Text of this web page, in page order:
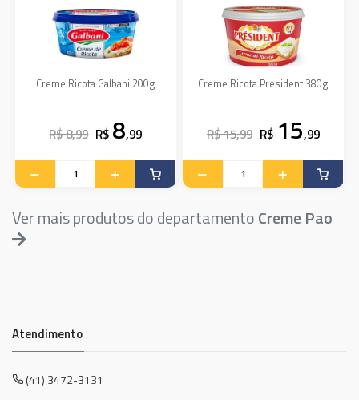
Creme Ricota Galbani 200g
R$ 8,99 R$ 8,99
Creme Ricota President 380g
R$ 15,99 R$ 15,99
Ver mais produtos do departamentoCreme Pao
Atendimento
(41) 3472-3131